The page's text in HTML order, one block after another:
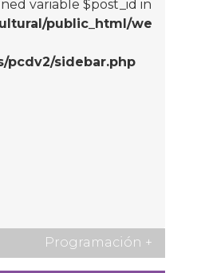
variable $post_id in
public_html/we
pcdv2/sidebar.php
Programación +